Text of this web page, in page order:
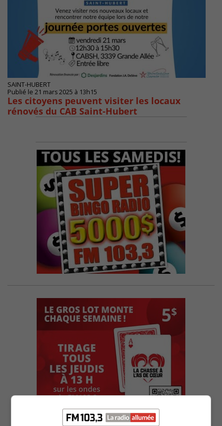
SAINT-HUBERT
Publié le 21 mars 2025 à 13h15
Les citoyens peuvent visiter les locaux
rénovés du CAB Saint-Hubert